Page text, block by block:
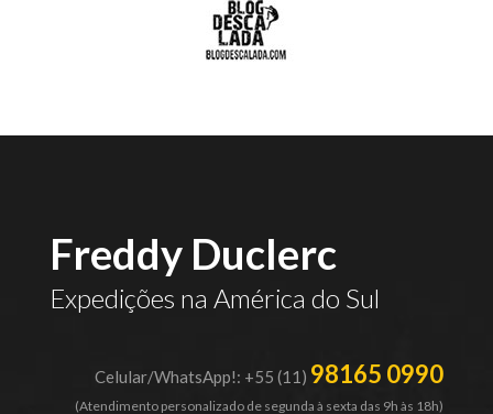
Freddy Duclerc
Expedições na América do Sul
Celular/WhatsApp!: +55 (11) 98165 0990
(Atendimento personalizado de segunda à sexta das 9h às 18h)